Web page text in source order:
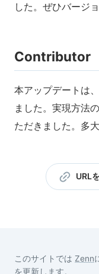
した。ぜひバージ
Contributor
本アップデートは、
ました。実現方法
ただきました。多
URL
このサイトでは Zenn
を更新します。